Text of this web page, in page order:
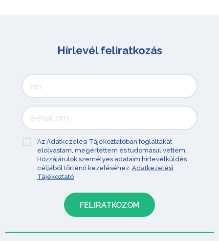
Hírlevél feliratkozás
Az Adatkezelési Tájékoztatóban foglaltakat
elolvastam, megértettem és tudomásul vettem.
Hozzájárulok személyes adataim hírlevélküldés
céljából történő kezeléséhez. Adatkezelési
Tájékoztató